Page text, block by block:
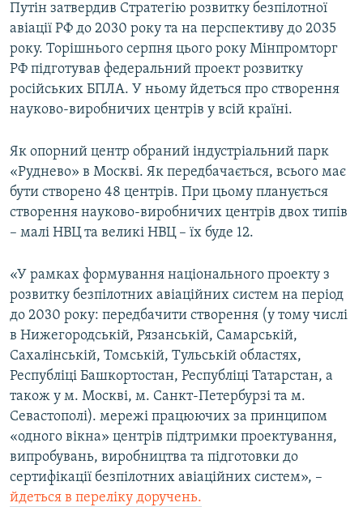
Путін затвердив Стратегію розвитку безпілотної
авіації РФ до 2030 року та на перспективу до 2035
року. Торішнього серпня цього року Мінпромторг
РФ підготував федеральний проект розвитку
російських БПЛА. У ньому йдеться про створення
науково-виробничих центрів у всій країні.
Як опорний центр обраний індустріальний парк
«Руднево» в Москві. Як передбачається, всього має
бути створено 48 центрів. При цьому планується
створення науково-виробничих центрів двох типів
– малі НВЦ та великі НВЦ – їх буде 12.
«У рамках формування національного проекту з
розвитку безпілотних авіаційних систем на період
до 2030 року: передбачити створення (у тому числі
в Нижегородській, Рязанській, Самарській,
Сахалінській, Томській, Тульській областях,
Республіці Башкортостан, Республіці Татарстан, а
також у м. Москві, м. Санкт-Петербурзі та м.
Севастополі). мережі працюючих за принципом
«одного вікна» центрів підтримки проектування,
випробувань, виробництва та підготовки до
сертифікації безпілотних авіаційних систем», –
йдеться в переліку доручень.